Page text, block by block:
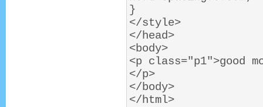
}
</style>
</head>
<body>
<p class="p1">good
</p>
</body>
</html>